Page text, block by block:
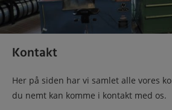
Kontakt
Her på siden har vi samlet alle vores
du nemt kan komme i kontakt med os.